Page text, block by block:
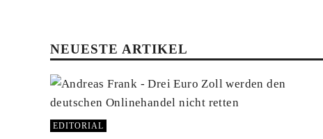
NEUESTE ARTIKEL
EDITORIAL